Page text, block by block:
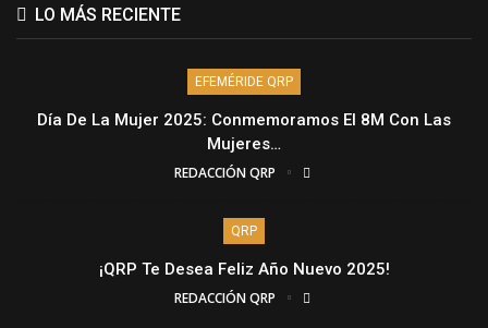
LO MÁS RECIENTE
EFEMÉRIDE QRP
Día De La Mujer 2025: Conmemoramos El 8M Con Las
Mujeres…
REDACCIÓN QRP
QRP
¡QRP Te Desea Feliz Año Nuevo 2025!
REDACCIÓN QRP